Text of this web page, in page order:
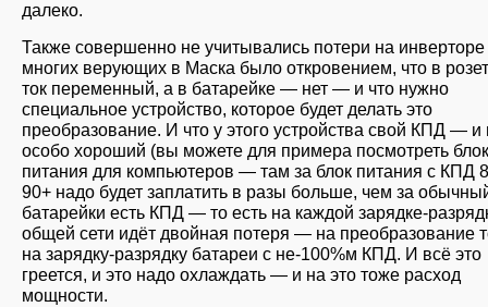
далеко.
Также совершенно не учитывались потери на
многих верующих в Маска было откровением, что в
ток переменный, а в батарейке — нет — и что нужно
специальное устройство, которое будет делать это
преобразование. И что у этого устройства свой КПД — и
особо хороший (вы можете для примера посмотреть
питания для компьютеров — там за блок питания с КПД
90+ надо будет заплатить в разы больше, чем за
батарейки есть КПД — то есть на каждой зарядке-
общей сети идёт двойная потеря — на преобразование
на зарядку-разрядку батареи с не-100%м КПД. И всё это
греется, и это надо охлаждать — и на это тоже расход
мощности.